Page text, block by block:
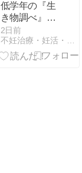
低学年の『生
き物調べ』は
身近な生き物
で決まり‼️自由
研究の他のテ
2日前